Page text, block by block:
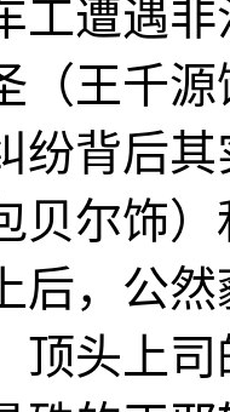
工遭遇
（王千
纷背后
贝尔饰
后，公
顶头上